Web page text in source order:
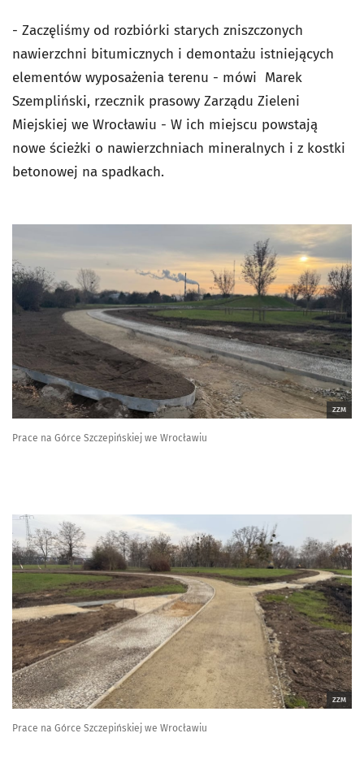
- Zaczęliśmy od rozbiórki starych zniszczonych
nawierzchni bitumicznych i demontażu istniejących
elementów wyposażenia terenu - mówi Marek
Szempliński, rzecznik prasowy Zarządu Zieleni
Miejskiej we Wrocławiu - W ich miejscu powstają
nowe ścieżki o nawierzchniach mineralnych i z kostki
betonowej na spadkach.
ZZM
Prace na Górce Szczepińskiej we Wrocławiu
ZZM
Prace na Górce Szczepińskiej we Wrocławiu